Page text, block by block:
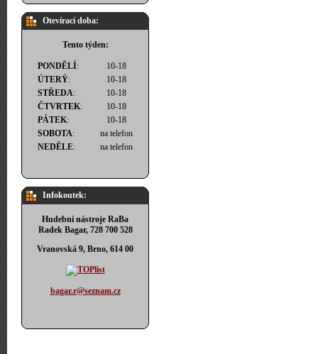
Otevírací doba:
Tento týden:
PONDĚLÍ:
10-18
ÚTERÝ:
10-18
STŘEDA:
10-18
ČTVRTEK:
10-18
PÁTEK:
10-18
SOBOTA:
na telefon
NEDĚLE: na telefon
Infokoutek:
Hudební nástroje RaBa
Radek Bagar, 728 700 528
Vranovská 9, Brno, 614 00
bagar.r@seznam.cz